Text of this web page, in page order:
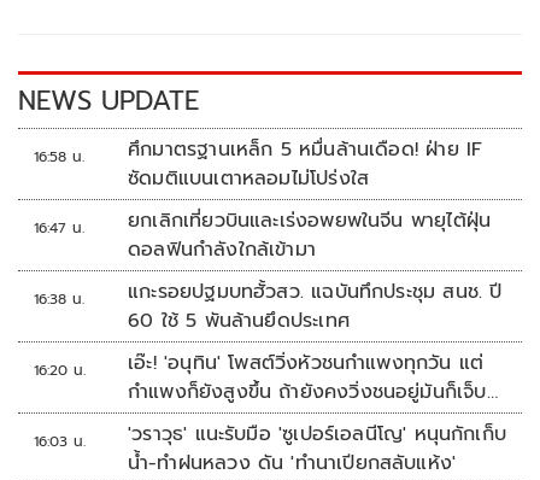
k k
NEWS UPDATE
16:58 น.
ศึกมาตรฐานเหล็ก 5 หมื่นล้านเดือด! ฝ่าย IF
ซัดมติแบนเตาหลอมไม่โปร่งใส
16:47 น.
ยกเลิกเที่ยวบินและเร่งอพยพในจีน พายุไต้ฝุ่น
ดอลฟินกำลังใกล้เข้ามา
16:38 น.
แกะรอยปฐมบทฮั้วสว. แฉบันทึกประชุม สนช. ปี
60 ใช้ 5 พันล้านยึดประเทศ
16:20 น.
เอ๊ะ! 'อนุทิน' โพสต์วิ่งหัวชนกำแพงทุกวัน แต่
กำแพงก็ยังสูงขึ้น ถ้ายังคงวิ่งชนอยู่มันก็เจ็บ
หัวอีก
16:03 น.
'วราวุธ' แนะรับมือ 'ซูเปอร์เอลนีโญ' หนุนกักเก็บ
น้ำ-ทำฝนหลวง ดัน 'ทำนาเปียกสลับแห้ง'